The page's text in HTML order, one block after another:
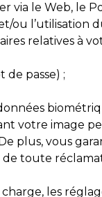
via le Web, le
ou l’utilisation
relatives à
passe) ;
votre image
plus, vous
de toute
les